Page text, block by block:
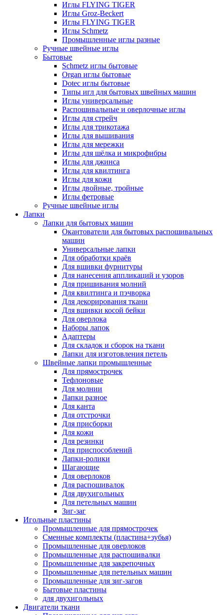
Иглы FLYING TIGER
Иглы Groz-Beckert
Иглы FLYING TIGER
Иглы Schmetz
Промышленные иглы разные
Ручные швейные иглы
Бытовые
Schmetz иглы бытовые
Organ иглы бытовые
Dotec иглы бытовые
Типы игл для бытовых швейных машин
Иглы универсальные
Распошивальные и оверлочные иглы
Иглы для стрейч
Иглы для трикотажа
Иглы для вышивания
Иглы для мережки
Иглы для шёлка и микрофибры
Иглы для джинса
Иглы для квилтинга
Иглы для кожи
Иглы двойные, тройные
Иглы фетровые
Ручные швейные иглы
Лапки
Лапки для бытовых машин
Окантователи для бытовых распошивальных
машин
Универсальные лапки
Для обработки краёв
Для вшивки фурнитуры
Для нанесения аппликаций и узоров
Для пришивания молний
Для квилтинга и пэчворка
Для декорирования ткани
Для вшивки косой бейки
Для оверлока
Наборы лапок
Адаптеры
Для складок и сборок на ткани
Лапки для изготовления петель
Швейные лапки промышленные
Для прямострочек
Тефлоновые
Для молнии
Лапки разное
Для канта
Для отстрочки
Для присборки
Для кожи
Для резинки
Для приспособлений
Лапки-ролики
Шагающие
Для оверлоков
Для распошивалок
Для двухигольных
Для петельных машин
Зиг-заг
Игольные пластины
Промышленные для прямострочек
Сменные комплекты (пластина+зубья)
Промышленные для оверлоков
Промышленные для распошивалки
Промышленные для закрепочных
Промышленные для петельных машин
Промышленные для зиг-загов
Бытовые пластины
для двухигольных
Двигатели ткани